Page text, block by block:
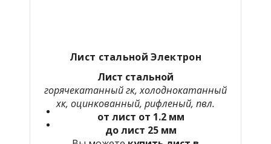
Лист стальной Электрон
Лист стальной
горячекатанный гк, холоднокатанный
хк, оцинкованный, рифленый, пвл.
от лист от 1.2 мм
до лист 25 мм